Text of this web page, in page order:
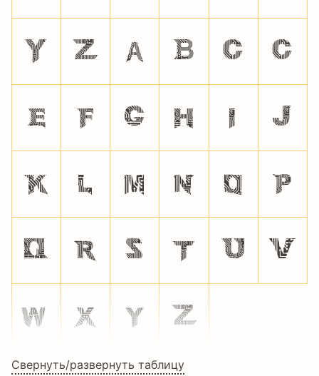
y z    
     
     
     
   
Свернуть/развернуть таблицу